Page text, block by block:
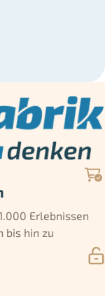
Erlebnissen
bis hin zu